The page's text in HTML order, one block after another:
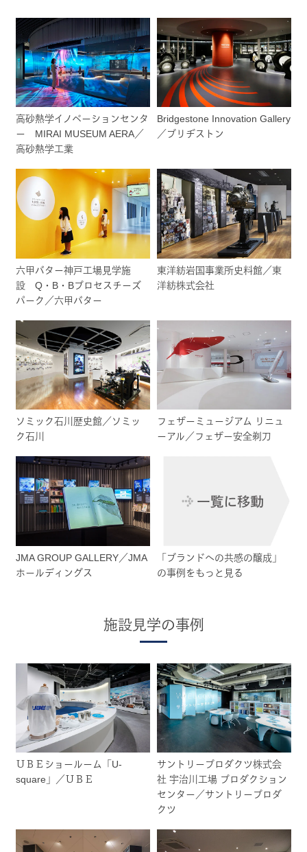
高砂熱学イノベーションセンタ
ー MIRAI MUSEUM AERA／
高砂熱学工業
Bridgestone Innovation Gallery
／ブリヂストン
六甲バター神戸工場見学施
設 Q・B・Bプロセスチーズ
パーク／六甲バター
東洋紡岩国事業所史料館／東
洋紡株式会社
ソミック石川歴史館／ソミッ
ク石川
フェザーミュージアム リニュ
ーアル／フェザー安全剃刀
JMA GROUP GALLERY／JMA
ホールディングス
「ブランドへの共感の醸成」
の事例をもっと見る
施設見学の事例
ＵＢＥショールーム「U-
square」／ＵＢＥ
サントリープロダクツ株式会
社 宇治川工場 プロダクション
センター／サントリープロダ
クツ